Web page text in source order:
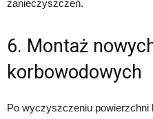
zanieczyszczeń.
6. Montaż
korbowodowych
Po wyczyszczeniu